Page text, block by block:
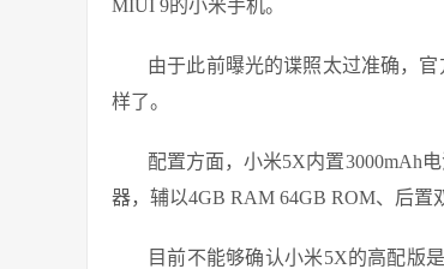
MIUI 9的小米手机。
由于此前曝光的谍照太过准确，
样了。
配置方面，小米5X内置3000mAh
器，辅以4GB RAM 64GB ROM、后置
目前不能够确认小米5X的高配版